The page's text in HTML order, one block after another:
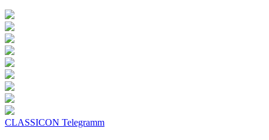
CLASSICON Telegramm